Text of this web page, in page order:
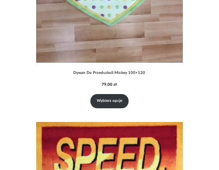
Dywan Do Przedszkoli Mickey 100×120
79,00zł
Wybierz opcje